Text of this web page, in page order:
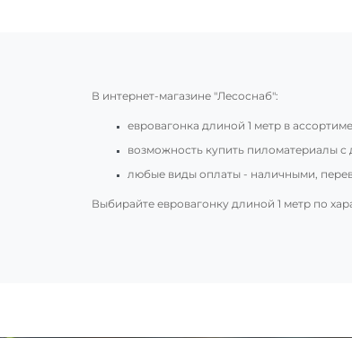
В интернет-магазине "Лесоснаб":
евровагонка длиной 1 метр в
возможность купить пиломатериалы
любые виды оплаты - наличными,
Выбирайте евровагонку длиной 1 метр по